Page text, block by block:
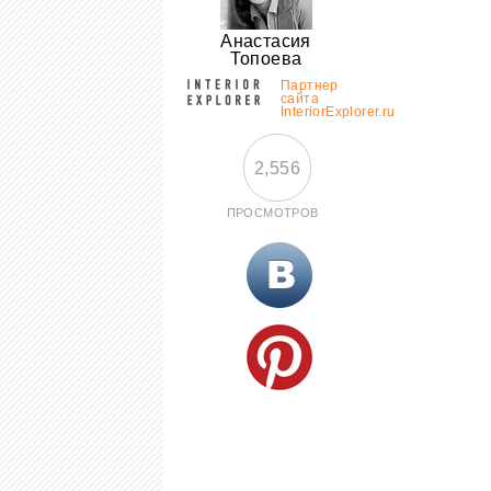
Анастасия
Топоева
Партнер
сайта
InteriorExplorer.ru
2,556
ПРОСМОТРОВ